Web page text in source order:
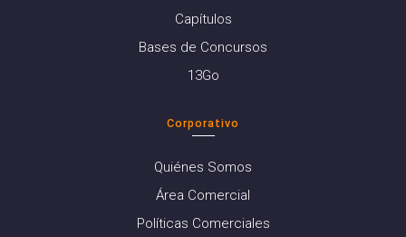
Capítulos
Bases de Concursos
13Go
Corporativo
Quiénes Somos
Área Comercial
Políticas Comerciales